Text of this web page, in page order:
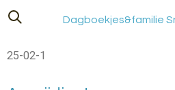
Ga
de
Dagboekjes&familie
25-02-1